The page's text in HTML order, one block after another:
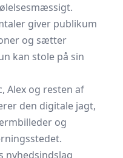
giver publikum
og sætter
kan stole på sin
Alex og resten af
den digitale jagt,
og
nyhedsindslag